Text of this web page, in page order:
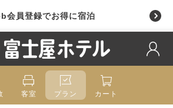
会員登録でお得に宿泊
客室 プラン カート